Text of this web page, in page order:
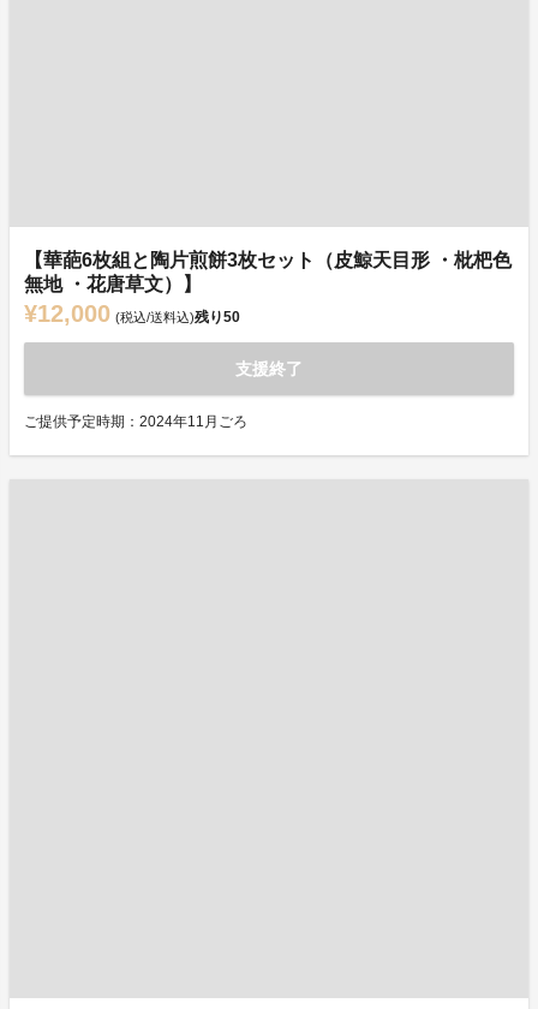
【華葩6枚組と陶片煎餅3枚セット（皮鯨天目形 ・枇杷色
無地 ・花唐草文）】
¥12,000 (税込/送料込)残り50
支援終了
ご提供予定時期：2024年11月ごろ